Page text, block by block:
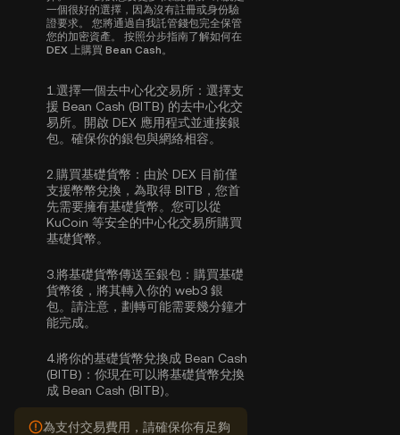
一個很好的選擇，因為沒有註冊或身份驗
證要求。 您將通過自我託管錢包完全保管
您的加密資產。 按照分步指南了解如何在
DEX 上購買 Bean Cash。
1. 選擇一個去中心化交易所： 選擇支
援 Bean Cash (BITB) 的去中心化交
易所。開啟 DEX 應用程式並連接銀
包。確保你的銀包與網絡相容。
2. 購買基礎貨幣： 由於 DEX 目前僅
支援幣幣兌換，為取得 BITB，您首
先需要擁有基礎貨幣。您可以從
KuCoin 等安全的中心化交易所購買
基礎貨幣。
3. 將基礎貨幣傳送至銀包： 購買基礎
貨幣後，將其轉入你的 web3 銀
包。請注意，劃轉可能需要幾分鐘才
能完成。
4.將你的基礎貨幣兌換成 Bean Cash
(BITB)： 你現在可以將基礎貨幣兌換
成 Bean Cash (BITB)。
為支付交易費用，請確保你有足夠